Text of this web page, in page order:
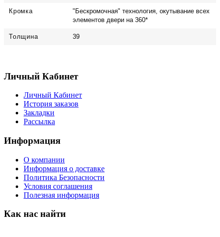
Кромка
"Бескромочная" технология, окутывание всех
элементов двери на 360*
Толщина 39
Личный Кабинет
Личный Кабинет
История заказов
Закладки
Рассылка
Информация
О компании
Информация о доставке
Политика Безопасности
Условия соглашения
Полезная информация
Как нас найти